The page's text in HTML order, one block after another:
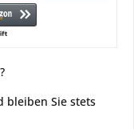
bleiben Sie stets